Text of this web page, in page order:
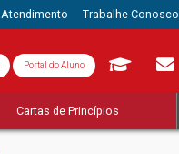
Atendimento Trabalhe Conosco
Portal do Aluno
Cartas de Princípios